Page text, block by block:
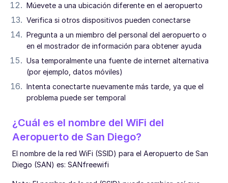
Múevete a una ubicación diferente en el aeropuerto
Verifica si otros dispositivos pueden conectarse
Pregunta a un miembro del personal del aeropuerto o
en el mostrador de información para obtener ayuda
Usa temporalmente una fuente de internet alternativa
(por ejemplo, datos móviles)
Intenta conectarte nuevamente más tarde, ya que el
problema puede ser temporal
¿Cuál es el nombre del WiFi del
Aeropuerto de San Diego?
El nombre de la red WiFi (SSID) para el Aeropuerto de San
Diego (SAN) es: SANfreewifi